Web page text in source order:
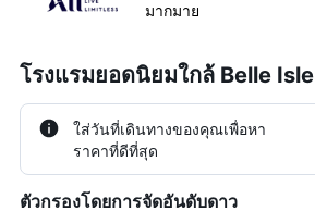
มากมาย
โรงแรมยอดนิยมใกล้ Belle Isle
ใส่วันที่เดินทางของคุณเพื่อหา
ราคาที่ดีที่สุด
ตัวกรองโดยการจัดอันดับดาว